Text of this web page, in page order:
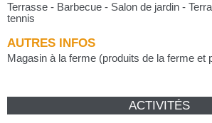
Terrasse - Barbecue - Salon de jardin -
tennis
AUTRES INFOS
Magasin à la ferme (produits de la ferme et
ACTIVITÉS